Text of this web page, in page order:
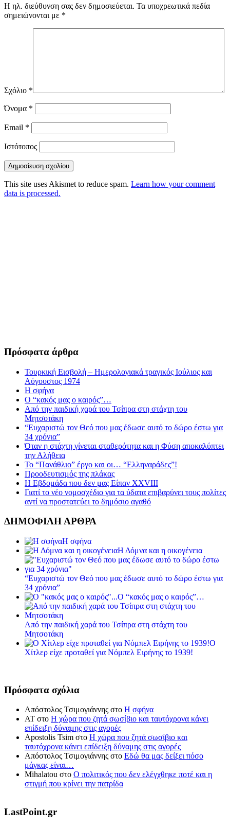
Η ηλ. διεύθυνση σας δεν δημοσιεύεται. Τα υποχρεωτικά πεδία
σημειώνονται με *
Σχόλιο *
Όνομα *
Email *
Ιστότοπος
This site uses Akismet to reduce spam. Learn how your comment
data is processed.
Πρόσφατα άρθρα
Τουρκική Εισβολή – Ημερολογιακά τραγικός Ιούλιος και
Αύγουστος 1974
Η σφήνα
Ο “κακός μας ο καιρός”…
Από την παιδική χαρά του Τσίπρα στη στάχτη του
Μητσοτάκη
“Ευχαριστώ τον Θεό που μας έδωσε αυτό το δώρο έστω για
34 χρόνια”
Όταν η στάχτη γίνεται σταθερότητα και η Φύση αποκαλύπτει
την Αλήθεια
Το “Πανάθλιο” έργο και οι… “Ελληναράδες”!
Προοδευτισμός της πλάκας
Η Εβδομάδα που δεν μας Είπαν XXVIII
Γιατί το νέο νομοσχέδιο για τα ύδατα επιβαρύνει τους πολίτες
αντί να προστατεύει το δημόσιο αγαθό
ΔΗΜΟΦΙΛΗ ΑΡΘΡΑ
Η σφήνα
Η Δόμνα και η οικογένεια
“Ευχαριστώ τον Θεό που μας έδωσε αυτό το δώρο έστω για
34 χρόνια”
Ο “κακός μας ο καιρός”…
Από την παιδική χαρά του Τσίπρα στη στάχτη του
Μητσοτάκη
Ο
Χίτλερ είχε προταθεί για Νόμπελ Ειρήνης το 1939!
Πρόσφατα σχόλια
Απόστολος Τσιμογιάννης στο Η σφήνα
ΑΤ στο Η χώρα που ζητά σωσίβιο και ταυτόχρονα κάνει
επίδειξη δύναμης στις αγορές
Apostolis Tsim στο Η χώρα που ζητά σωσίβιο και
ταυτόχρονα κάνει επίδειξη δύναμης στις αγορές
Απόστολος Τσιμογιάννης στο Εδώ θα μας δείξει πόσο
μάγκας είναι…
Mihalatou στο Ο πολιτικός που δεν ελέγχθηκε ποτέ και η
στιγμή που κρίνει την πατρίδα
LastPoint.gr